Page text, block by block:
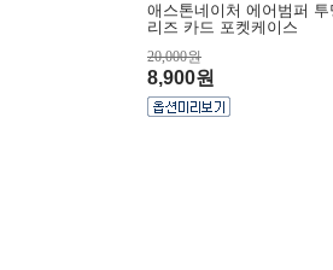
애스톤네이처 에어범퍼
리즈 카드 포켓케이스
20,000원
8,900원